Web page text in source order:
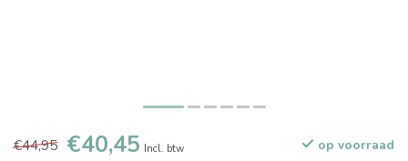
€44,95 €40,45 Incl. btw op voorraad